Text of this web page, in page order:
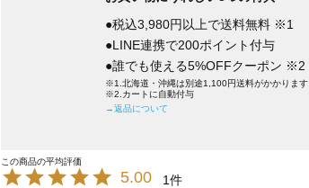
●税込3,980円以上で送料無料 ※1
●LINE連携で200ポイント付与
●誰でも使える5%OFFクーポン ※2
※1.北海道・沖縄は別途1,100円送料がかかります
※2.カートに自動付与
→返品について
5.00 1